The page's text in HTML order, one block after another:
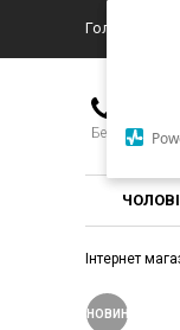
Головна
Безкоштовно
Інтернет
НОВИНКА